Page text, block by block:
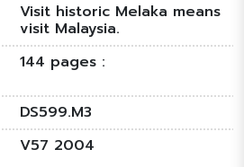
Visit historic Melaka means
visit Malaysia.
144 pages :
DS599.M3
V57 2004